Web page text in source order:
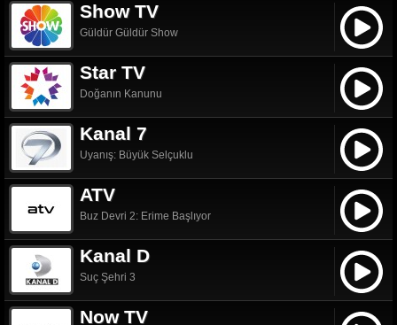
Show TV
Güldür Güldür Show
Star TV
Doğanın Kanunu
Kanal 7
Uyanış: Büyük Selçuklu
ATV
Buz Devri 2: Erime Başlıyor
Kanal D
Suç Şehri 3
Now TV